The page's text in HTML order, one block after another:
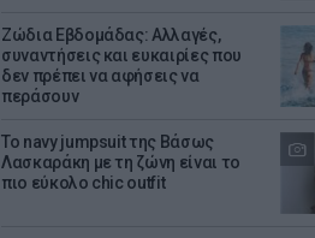
Ζώδια Εβδομάδας: Αλλαγές,
συναντήσεις και ευκαιρίες που
δεν πρέπει να αφήσεις να
περάσουν
Το navy jumpsuit της Βάσως
Λασκαράκη με τη ζώνη είναι το
πιο εύκολο chic outfit